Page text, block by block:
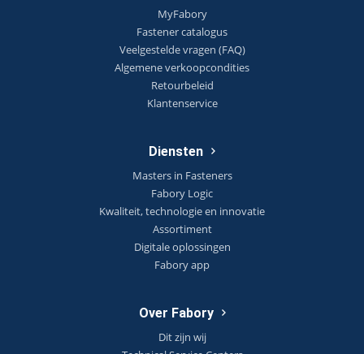
MyFabory
Fastener catalogus
Veelgestelde vragen (FAQ)
Algemene verkoopcondities
Retourbeleid
Klantenservice
Diensten
Masters in Fasteners
Fabory Logic
Kwaliteit, technologie en innovatie
Assortiment
Digitale oplossingen
Fabory app
Over Fabory
Dit zijn wij